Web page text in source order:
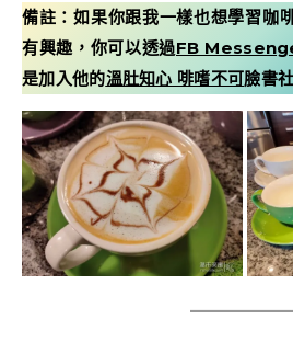
備註：如果你跟我一樣也想學習咖
有興趣，你可以透過FB
是加入他的溫肚知心 啡嗜不可臉書